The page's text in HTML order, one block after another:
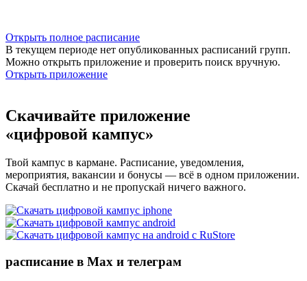
Открыть полное расписание
В текущем периоде нет опубликованных расписаний групп.
Можно открыть приложение и проверить поиск вручную.
Открыть приложение
Скачивайте приложение
«цифровой кампус»
Твой кампус в кармане. Расписание, уведомления,
мероприятия, вакансии и бонусы — всё в одном приложении.
Скачай бесплатно и не пропускай ничего важного.
расписание в Max и телеграм